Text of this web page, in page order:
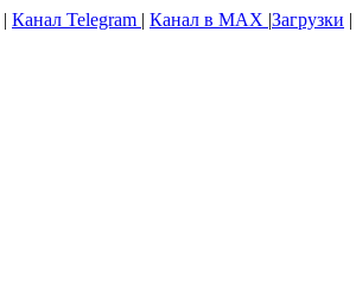
| Канал Telegram | Канал в MAX |Загрузки |